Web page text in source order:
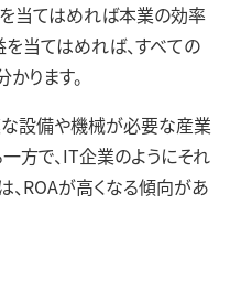
当てはめれば本業の効率
当てはめれば、すべての
ります。
な設備や機械が必要な産業
方で、IT企業のようにそれ
ROAが高くなる傾向があ